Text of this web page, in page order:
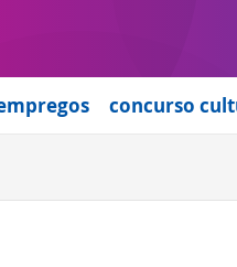
concurso